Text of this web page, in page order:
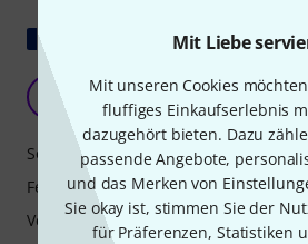
Mit Liebe
Mit unseren Cookies
fluffiges Einkaufserlebnis
dazugehört bieten. Dazu
passende Angebote,
und das Merken von
Sie okay ist, stimmen Sie der
für Präferenzen, Statistiken
Original zeigen
Laurent lolo
Sound
Features
Verarbeitung